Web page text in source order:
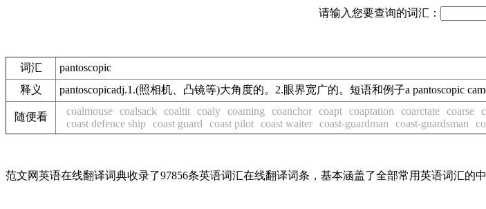
请输入您要查询的词汇：
词汇
pantoscopic
释义
pantoscopicadj.1.(照相机、凸镜等)大角度的。2.眼界宽广的。短语和例子a pantoscopic
随便看 coalmouse coalsack coaltit coaly coaming coanchor coapt coaptation coarctate coarse
coast defence ship coast guard coast pilot coast waiter coast-guardman coast-guardsman
范文网英语在线翻译词典收录了97856条英语词汇在线翻译词条，基本涵盖了全部常用英语词汇的